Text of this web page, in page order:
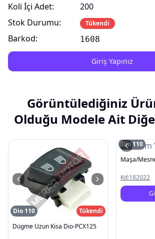
Koli İçi Adet:
Stok Durumu:
Barkod:
200
Tükendi
1608
Giriş Yapınız
Görüntülediğiniz
Olduğu Modele Ait
Dio 110
Tükendi
Dügme Uzun Kisa Dio-PCX125
Resim
Dio 110
Maşa/
Kd:182022